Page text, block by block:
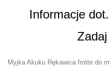
Informacje
Myjka Akuku Rękawica frotte do